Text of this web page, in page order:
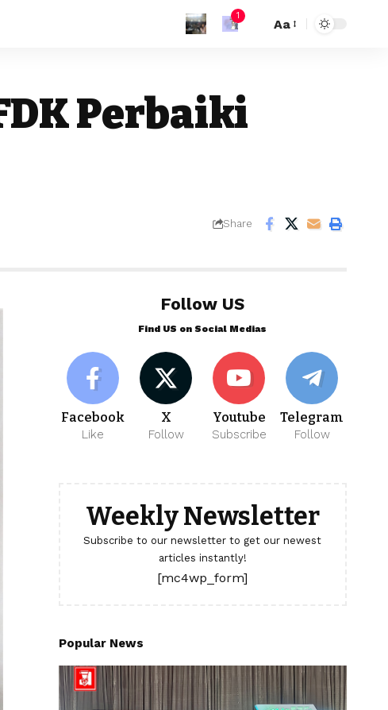
1
Aa
Perbaiki
Share
Follow US
Find US on Social Medias
Facebook
Like
X
Follow
Youtube
Subscribe
Telegram
Follow
Weekly Newsletter
Subscribe to our newsletter to get our newest
articles instantly!
[mc4wp_form]
Popular News